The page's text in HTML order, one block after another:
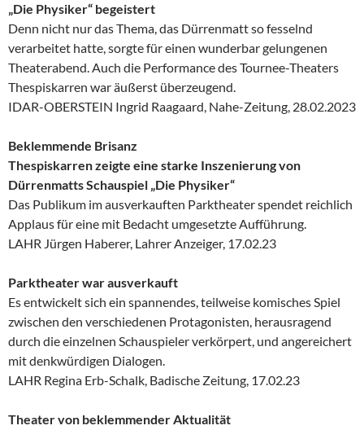
„Die Physiker“ begeistert
Denn nicht nur das Thema, das Dürrenmatt so fesselnd
verarbeitet hatte, sorgte für einen wunderbar gelungenen
Theaterabend. Auch die Performance des Tournee-Theaters
Thespiskarren war äußerst überzeugend.
IDAR-OBERSTEIN Ingrid Raagaard, Nahe-Zeitung, 28.02.2023
Beklemmende Brisanz
Thespiskarren zeigte eine starke Inszenierung von
Dürrenmatts Schauspiel „Die Physiker“
Das Publikum im ausverkauften Parktheater spendet reichlich
Applaus für eine mit Bedacht umgesetzte Aufführung.
LAHR Jürgen Haberer, Lahrer Anzeiger, 17.02.23
Parktheater war ausverkauft
Es entwickelt sich ein spannendes, teilweise komisches Spiel
zwischen den verschiedenen Protagonisten, herausragend
durch die einzelnen Schauspieler verkörpert, und angereichert
mit denkwürdigen Dialogen.
LAHR Regina Erb-Schalk, Badische Zeitung, 17.02.23
Theater von beklemmender Aktualität